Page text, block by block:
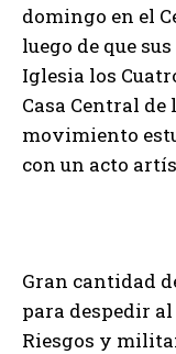
domingo en el
luego de que
Iglesia los
Casa Central
movimiento
con un acto
Gran cantidad
para despedir
Riesgos y